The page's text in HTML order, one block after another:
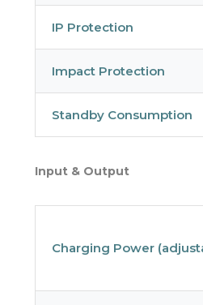
IP Protection
Impact Protection
Standby Consumption
Input & Output
Charging Power
хүчний
Энэхүү